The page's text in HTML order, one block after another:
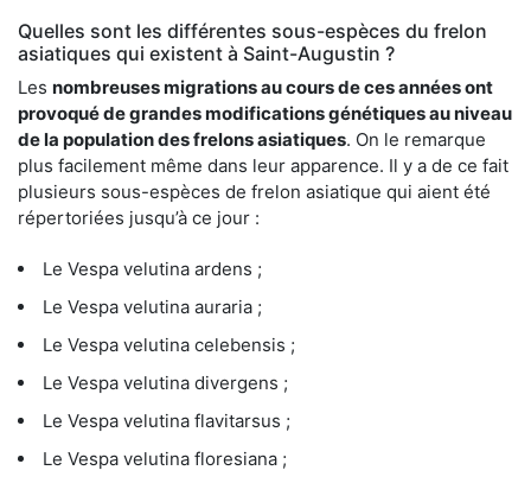
Quelles sont les différentes sous-espèces du frelon
asiatiques qui existent à Saint-Augustin ?
Les nombreuses migrations au cours de ces années ont
provoqué de grandes modifications génétiques au niveau
de la population des frelons asiatiques. On le remarque
plus facilement même dans leur apparence. Il y a de ce fait
plusieurs sous-espèces de frelon asiatique qui aient été
répertoriées jusqu’à ce jour :
Le Vespa velutina ardens ;
Le Vespa velutina auraria ;
Le Vespa velutina celebensis ;
Le Vespa velutina divergens ;
Le Vespa velutina flavitarsus ;
Le Vespa velutina floresiana ;